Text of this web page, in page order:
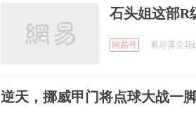
石头姐这部R
网易号 看尽落尘花
逆天，挪威甲门将点球大战一